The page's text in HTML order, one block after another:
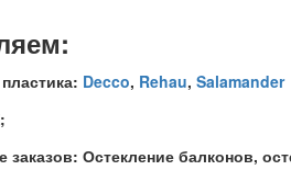
Decco, Rehau, Salamander
Остекление балконов,